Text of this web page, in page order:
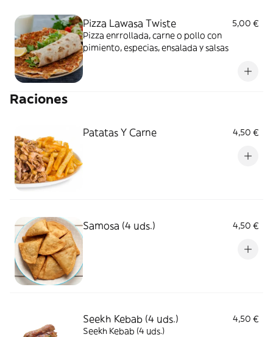
Pizza Lawasa Twiste
5,00 €
Pizza enrrollada, carne o pollo con
pimiento, especias, ensalada y salsas
Raciones
Patatas Y Carne 4,50 €
Samosa (4 uds.) 4,50 €
Seekh Kebab (4 uds.)
4,50 €
Seekh Kebab (4 uds.)